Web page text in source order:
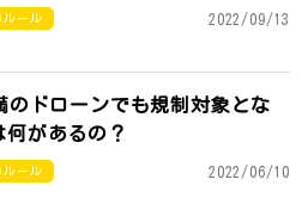
ルール 2022/09/13
のドローンでも規制対象とな
何があるの？
ルール 2022/06/10